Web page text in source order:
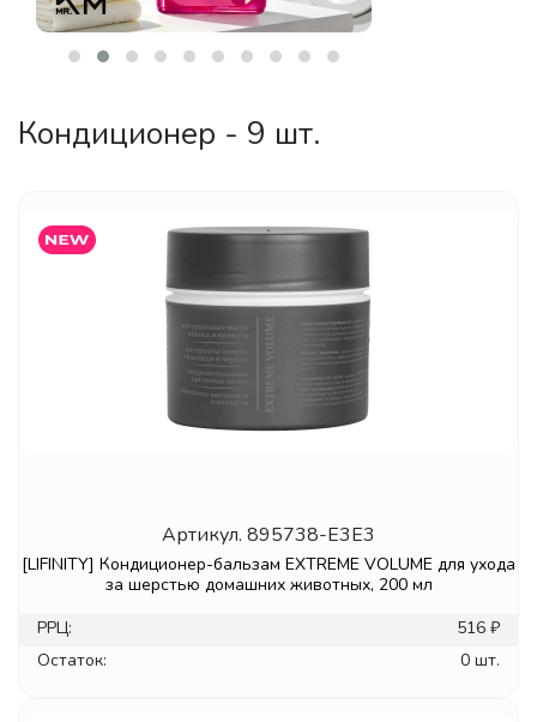
Кондиционер - 9 шт.
Артикул. 895738-E3E3
[LIFINITY] Кондиционер-бальзам EXTREME VOLUME для ухода
за шерстью домашних животных, 200 мл
РРЦ:
516 ₽
Остаток:
0 шт.